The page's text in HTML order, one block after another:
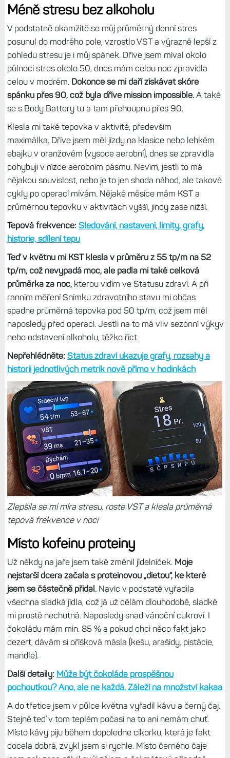
Méně stresu bez alkoholu
V podstatně okamžitě se můj průměrný denní stres
posunul do modrého pole, vzrostlo VST a výrazně lepší z
pohledu stresu je i můj spánek. Dříve jsem míval okolo
půlnoci stres okolo 50, dnes mám celou noc zpravidla
celou v modrém. Dokonce se mi daří získávat skóre
spánku přes 90, což byla dříve mission impossible.A také
se s Body Battery tu a tam přehoupnu přes 90.
Klesla mi také tepovka v aktivitě, především
maximálka. Dříve jsem měl jízdy na klasice nebo lehkém
ebajku v oranžovém (vysoce aerobní), dnes se zpravidla
pohybuji v nízce aerobním pásmu. Nevím, jestli to má
nějakou souvislost, nebo je to jen shoda náhod, ale takové
cykly po operací mívám. Nějaké měsíce mám KST a
průměrnou tepovku v aktivitách vyšší, jindy zase nižší.
Tepová frekvence: Sledování, nastavení, limity, grafy,
historie, sdílení tepu
Teď v květnu mi KST klesla v průměru z 55 tp/m na 52
tp/m, což nevypadá moc, ale padla mi také celková
průměrka za noc,kterou vidím ve Statusu zdraví. A při
ranním měření Snímku zdravotního stavu mi občas
spadne průměrná tepovka pod 50 tp/m, což jsem měl
naposledy před operací. Jestli na to má vliv sezónní výkyv
nebo odstavení alkoholu, těžko říct.
Nepřehlédněte: Status zdraví ukazuje grafy, rozsahy a
historii jednotlivých metrik nově přímo v hodinkách
Zlepšila se mí míra stresu, roste VST a klesla průměrná
tepová frekvence v noci
Místo kofeinu proteiny
Už někdy na jaře jsem také změnil jídelníček. Moje
nejstarší dcera začala s proteinovou „dietou“, ke které
jsem se částečně přidal.Navíc v podstatě vyřadila
všechna sladká jídla, což já už dělám dlouhodobě, sladké
mi prostě nechutná. Naposledy snad vánoční cukroví. I
čokoládu mám min. 85 % a pokud chci něco fakt jako
dezert, dávám si oříšková másla (kešu, arašídy, pistácie,
mandle).
Další detaily: Může být čokoláda prospěšnou
pochoutkou? Ano, ale ne každá. Záleží na množství kakaa
A do třetice jsem v půlce května vyřadil kávu a černý čaj.
Stejně teď v tom teplém počasí na to ani nemám chuť.
Místo kávy piju během dopoledne cikorku, která je fakt
docela dobrá, zvykl jsem si rychle. Místo černého čaje